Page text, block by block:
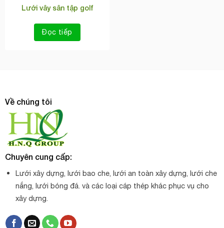
Lưới vây sân tập golf
Đọc tiếp
Về chúng tôi
Chuyên cung cấp:
Lưới xây dựng, lưới bao che, lưới an toàn xây dựng, lưới che
nắng, lưới bóng đá. và các loại cáp thép khác phục vụ cho
xây dựng.